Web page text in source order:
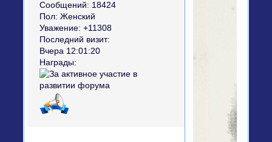
Сообщений: 18424
Пол: Женский
Уважение: +11308
Последний визит:
Вчера 12:01:20
Награды: